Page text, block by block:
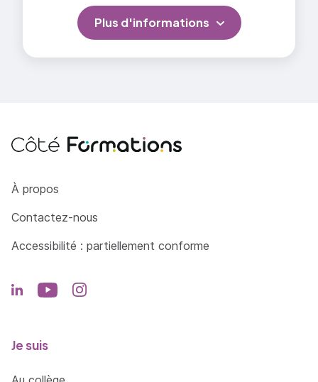
Plus d'informations
Côté Formations
À propos
Contactez-nous
Accessibilité : partiellement conforme
Je suis